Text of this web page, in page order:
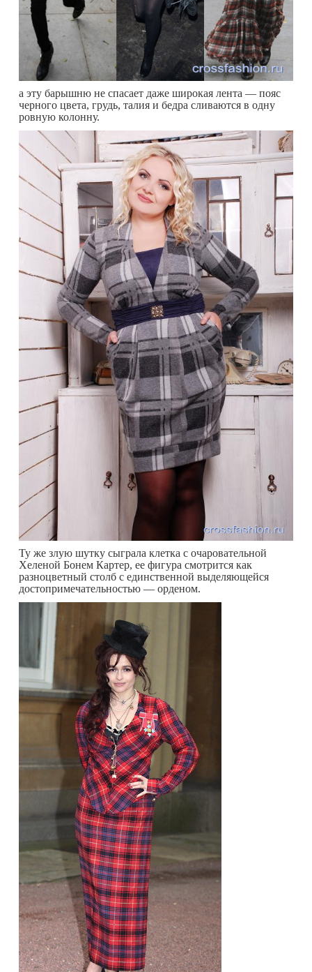
а эту барышню не спасает даже широкая лента — пояс
черного цвета, грудь, талия и бедра сливаются в одну
ровную колонну.
Ту же злую шутку сыграла клетка с очаровательной
Хеленой Бонем Картер, ее фигура смотрится как
разноцветный столб с единственной выделяющейся
достопримечательностью — орденом.